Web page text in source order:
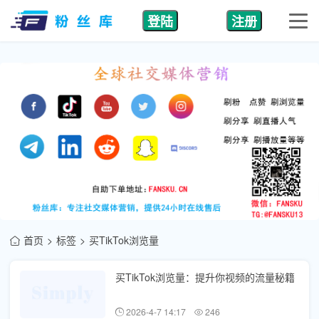
登陆 注册
首页 标签 买TikTok浏览量
买TikTok浏览量：提升你视频的流量秘籍
2026-4-7 14:17 246